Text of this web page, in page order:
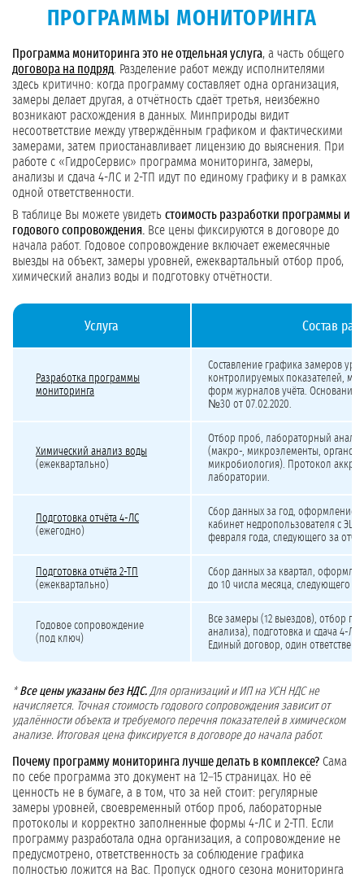
ПРОГРАММЫ МОНИТОРИНГА
Программа мониторинга это не отдельная услуга, а часть общего
договора на подряд . Разделение работ между исполнителями
здесь критично: когда программу составляет одна организация,
замеры делает другая, а отчётность сдаёт третья, неизбежно
возникают расхождения в данных. Минприроды видит
несоответствие между утверждённым графиком и фактическими
замерами, затем приостанавливает лицензию до выяснения. При
работе с «ГидроСервис» программа мониторинга, замеры,
анализы и сдача 4-ЛС и 2-ТП идут по единому графику и в рамках
одной ответственности.
В таблице Вы можете увидеть стоимость разработки программы и
годового сопровождения. Все цены фиксируются в договоре до
начала работ. Годовое сопровождение включает ежемесячные
выезды на объект, замеры уровней, ежеквартальный отбор проб,
химический анализ воды и подготовку отчётности.
Услуга Состав
Разработка программы
мониторинга
Составление графика замеров
контролируемых показателей,
форм журналов учёта.
№30 от 07.02.2020.
Химический анализ воды
(ежеквартально)
Отбор проб, лабораторный
(макро-, микроэлементы,
микробиология). Протокол
лаборатории.
Подготовка отчёта 4-ЛС
(ежегодно)
Сбор данных за год, оформление,
кабинет недропользователя с
февраля года, следующего за
Подготовка отчёта 2-ТП
(ежеквартально)
Сбор данных за квартал,
до 10 числа месяца, следующего
Годовое сопровождение
(под ключ)
Все замеры (12 выездов), отбор
анализа), подготовка и сдача 4-ЛС
Единый договор, один
* Все цены указаны без НДС. Для организаций и ИП на УСН НДС не
начисляется. Точная стоимость годового сопровождения зависит от
удалённости объекта и требуемого перечня показателей в химическом
анализе. Итоговая цена фиксируется в договоре до начала работ.
Почему программу мониторинга лучше делать в комплексе? Сама
по себе программа это документ на 12–15 страницах. Но её
ценность не в бумаге, а в том, что за ней стоит: регулярные
замеры уровней, своевременный отбор проб, лабораторные
протоколы и корректно заполненные формы 4-ЛС и 2-ТП. Если
программу разработала одна организация, а сопровождение не
предусмотрено, ответственность за соблюдение графика
полностью ложится на Вас. Пропуск одного сезона мониторинга